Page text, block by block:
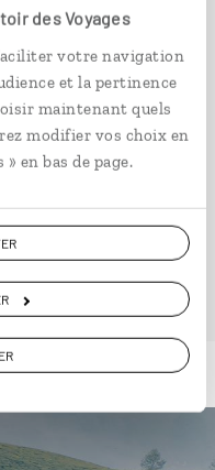
des Voyages
votre navigation
et la pertinence
maintenant quels
modifier vos choix en
en bas de page.
de l’Inde.
EN INDE